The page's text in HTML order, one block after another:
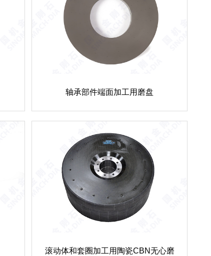
轴承部件端面加工用磨盘
滚动体和套圈加工用陶瓷CBN无心磨